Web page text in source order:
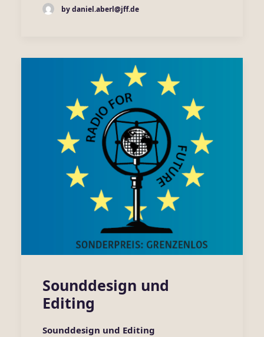
by daniel.aberl@jff.de
Sounddesign und
Editing
Sounddesign und Editing